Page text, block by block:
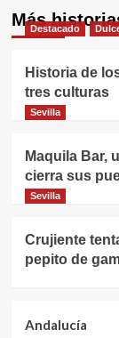
MásDestacado
Historia de
tres culturas
Sevilla
Maquila Bar,
cierra sus
Sevilla
Crujiente
pepito de
Andalucía